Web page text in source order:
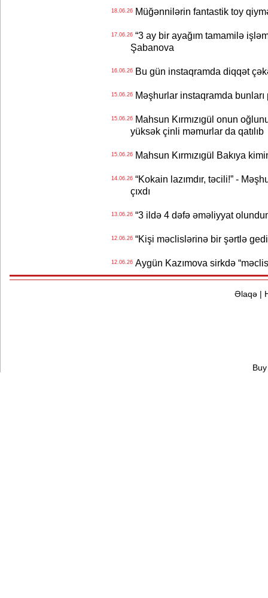
18.06.26Müğənnilərin fantastik toy
17.06.26“3 ay bir ayağım tamamilə
Şabanova
16.06.26Bu gün instaqramda diqqət
15.06.26Məşhurlar instaqramda bunları
15.06.26Mahsun Kırmızıgül onun
yüksək çinli məmurlar da qatılıb
15.06.26Mahsun Kırmızıgül Bakıya
14.06.26“Kokain lazımdır, təcili!” -
çıxdı
13.06.26“3 ildə 4 dəfə əməliyyat
12.06.26“Kişi məclislərinə bir şərtlə
12.06.26Aygün Kazımova sirkdə
Əlaqə|